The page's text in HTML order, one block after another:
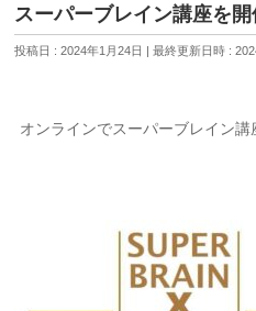
スーパーブレイン講座を
投稿日 : 2024年1月24日 最終更新日時 :
オンラインでスーパーブレイン講